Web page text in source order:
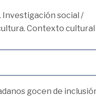
social /
Contexto cultural
gocen de